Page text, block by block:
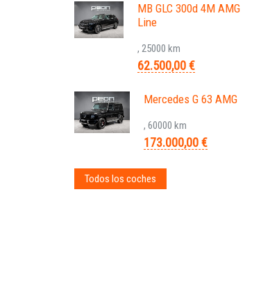
MB GLC 300d 4M AMG
Line
, 25000 km
62.500,00 €
Mercedes G 63 AMG
, 60000 km
173.000,00 €
Todos los coches